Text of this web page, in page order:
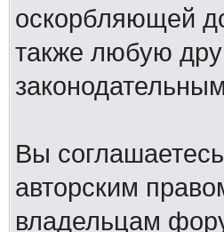
оскорбляющей
также любую
Вы
авторским
владельцам